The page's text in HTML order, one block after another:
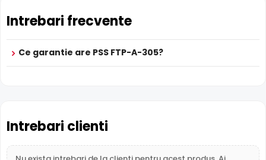
Intrebari frecvente
Ce garantie are PSS FTP-A-305?
Intrebari clienti